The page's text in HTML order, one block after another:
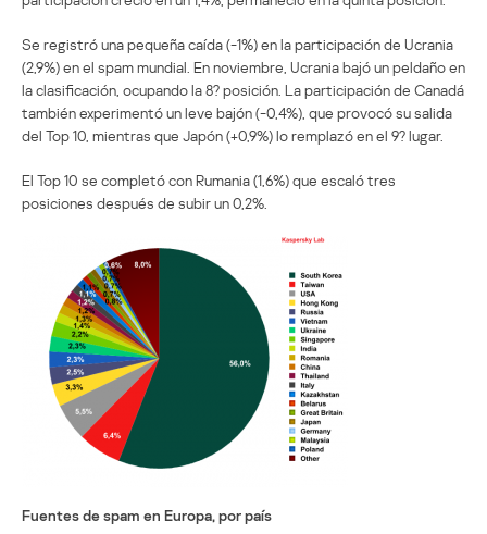
Se registró una pequeña caída (-1%) en la participación de Ucrania
(2,9%) en el spam mundial. En noviembre, Ucrania bajó un peldaño en
la clasificación, ocupando la 8? posición. La participación de Canadá
también experimentó un leve bajón (-0,4%), que provocó su salida
del Top 10, mientras que Japón (+0,9%) lo remplazó en el 9? lugar.
El Top 10 se completó con Rumania (1,6%) que escaló tres
posiciones después de subir un 0,2%.
Fuentes de spam en Europa, por país